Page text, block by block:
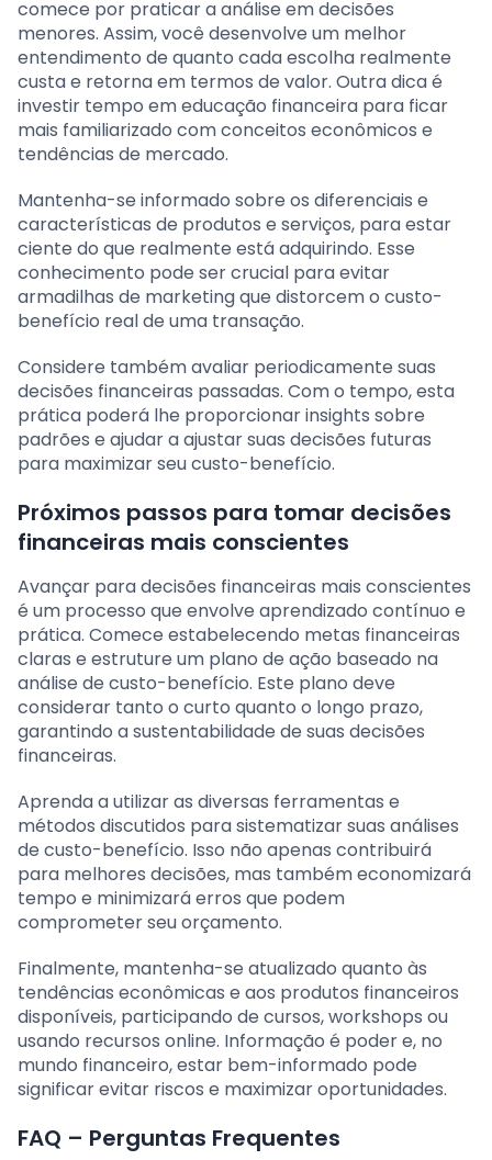
comece por praticar a análise em decisões
menores. Assim, você desenvolve um melhor
entendimento de quanto cada escolha realmente
custa e retorna em termos de valor. Outra dica é
investir tempo em educação financeira para ficar
mais familiarizado com conceitos econômicos e
tendências de mercado.
Mantenha-se informado sobre os diferenciais e
características de produtos e serviços, para estar
ciente do que realmente está adquirindo. Esse
conhecimento pode ser crucial para evitar
armadilhas de marketing que distorcem o custo-
benefício real de uma transação.
Considere também avaliar periodicamente suas
decisões financeiras passadas. Com o tempo, esta
prática poderá lhe proporcionar insights sobre
padrões e ajudar a ajustar suas decisões futuras
para maximizar seu custo-benefício.
Próximos passos para tomar decisões
financeiras mais conscientes
Avançar para decisões financeiras mais conscientes
é um processo que envolve aprendizado contínuo e
prática. Comece estabelecendo metas financeiras
claras e estruture um plano de ação baseado na
análise de custo-benefício. Este plano deve
considerar tanto o curto quanto o longo prazo,
garantindo a sustentabilidade de suas decisões
financeiras.
Aprenda a utilizar as diversas ferramentas e
métodos discutidos para sistematizar suas análises
de custo-benefício. Isso não apenas contribuirá
para melhores decisões, mas também economizará
tempo e minimizará erros que podem
comprometer seu orçamento.
Finalmente, mantenha-se atualizado quanto às
tendências econômicas e aos produtos financeiros
disponíveis, participando de cursos, workshops ou
usando recursos online. Informação é poder e, no
mundo financeiro, estar bem-informado pode
significar evitar riscos e maximizar oportunidades.
FAQ – Perguntas Frequentes